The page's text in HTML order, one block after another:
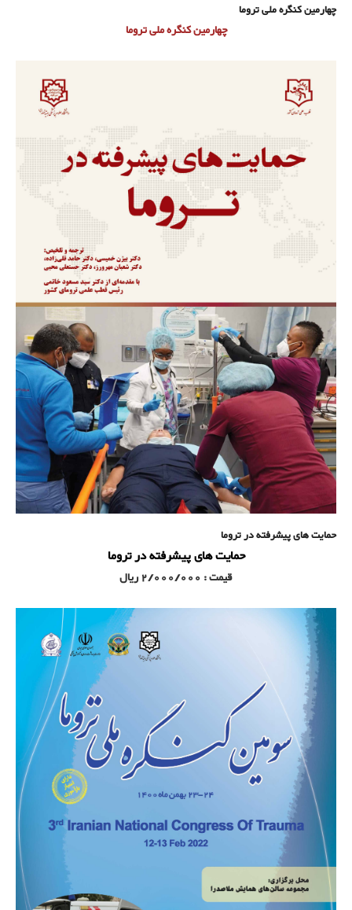
چهارمین کنگره ملی تروما
چهارمین کنگره ملی تروما
حمایت های پیشرفته در تروما
حمایت های پیشرفته در تروما
قیمت : 2/000/000 ریال